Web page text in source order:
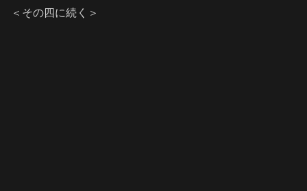
＜その四に続く＞